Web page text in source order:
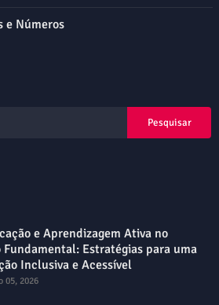
e Números
e Aprendizagem Ativa no
Fundamental: Estratégias para uma
Inclusiva e Acessível
05, 2026